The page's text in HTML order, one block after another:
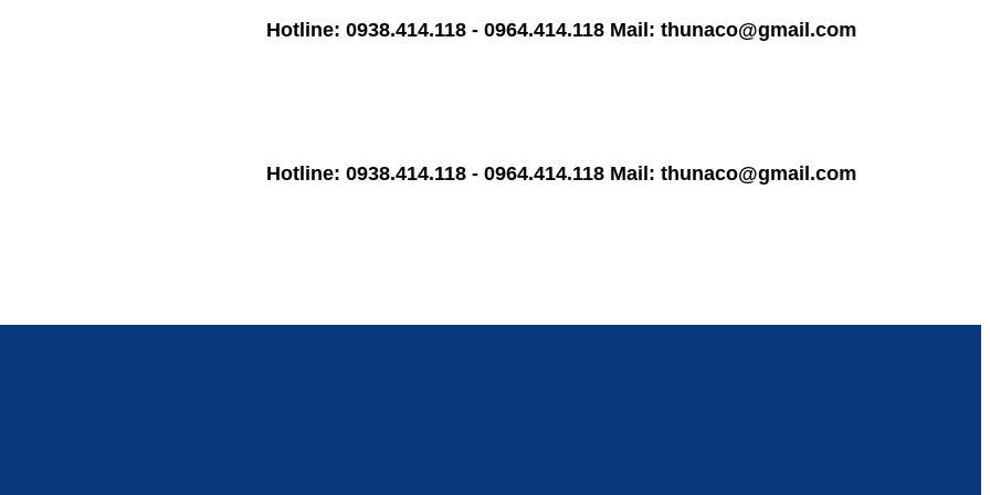
Hotline: 0938.414.118 - 0964.414.118 Mail: thunaco@gmail.com
Hotline: 0938.414.118 - 0964.414.118 Mail: thunaco@gmail.com